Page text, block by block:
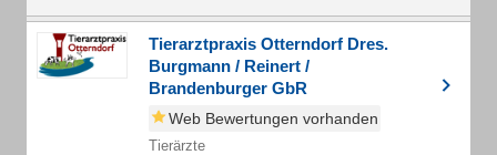
Tierarztpraxis Otterndorf Dres.
Burgmann / Reinert /
Brandenburger GbR
Web Bewertungen vorhanden
Tierärzte